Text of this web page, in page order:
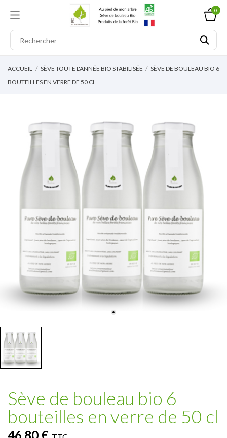
0
ACCUEIL SÈVE TOUTE L'ANNÉE BIO STABILISÉE
SÈVE DE BOULEAU BIO 6
BOUTEILLES EN VERRE DE 50 CL
Sève de bouleau bio 6
bouteilles en verre de 50 cl